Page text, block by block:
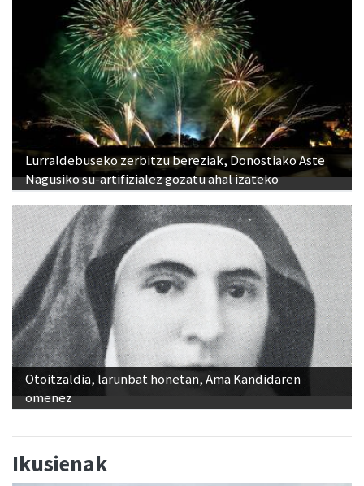
Lurraldebuseko zerbitzu bereziak, Donostiako Aste
Nagusiko su-artifizialez gozatu ahal izateko
Otoitzaldia, larunbat honetan, Ama Kandidaren
omenez